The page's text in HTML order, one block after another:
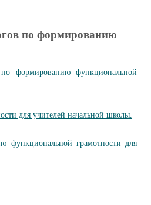
по формированию
формированию функциональной
для учителей начальной школы.
грамотности для